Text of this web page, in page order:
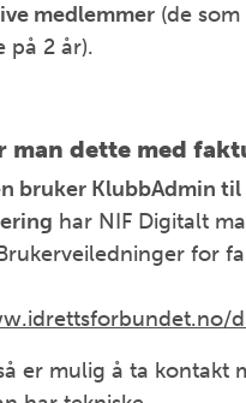
medlemmer (de
på 2 år).
man dette med
bruker KlubbAdmin til
har NIF Digitalt
for
er mulig å ta kontakt